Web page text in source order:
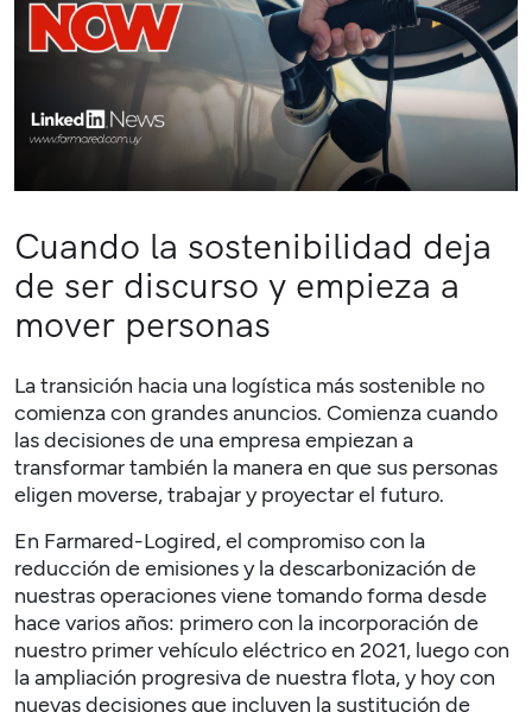
Cuando la sostenibilidad deja
de ser discurso y empieza a
mover personas
La transición hacia una logística más sostenible no
comienza con grandes anuncios. Comienza cuando
las decisiones de una empresa empiezan a
transformar también la manera en que sus personas
eligen moverse, trabajar y proyectar el futuro.
En Farmared-Logired, el compromiso con la
reducción de emisiones y la descarbonización de
nuestras operaciones viene tomando forma desde
hace varios años: primero con la incorporación de
nuestro primer vehículo eléctrico en 2021, luego con
la ampliación progresiva de nuestra flota, y hoy con
nuevas decisiones que incluyen la sustitución de